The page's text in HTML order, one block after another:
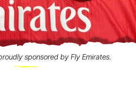
sponsored by Fly Emirates.